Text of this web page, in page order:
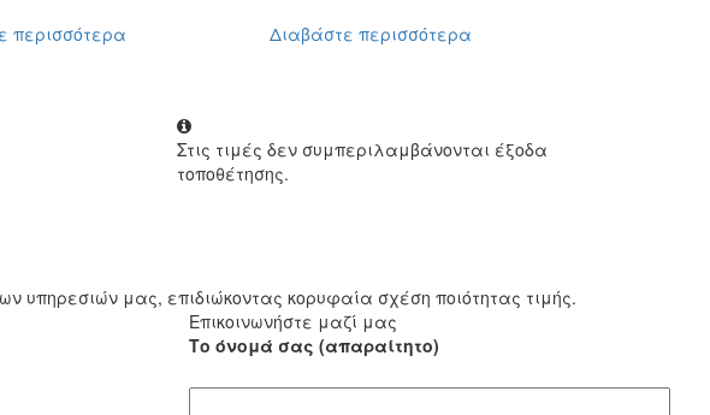
περισσότερα
Διαβάστε περισσότερα
Στις τιμές δεν συμπεριλαμβάνονται έξοδα
τοποθέτησης.
υπηρεσιών μας, επιδιώκοντας κορυφαία σχέση ποιότητας τιμής.
Επικοινωνήστε μαζί μας
Το όνομά σας (απαραίτητο)